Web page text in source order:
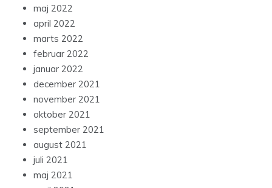
maj 2022
april 2022
marts 2022
februar 2022
januar 2022
december 2021
november 2021
oktober 2021
september 2021
august 2021
juli 2021
maj 2021